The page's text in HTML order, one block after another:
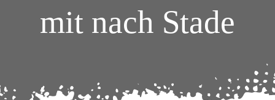
mit nach Stade